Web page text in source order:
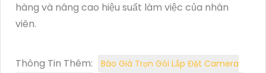
hàng và nâng cao hiệu suất làm việc của nhân
viên.
Thông Tin Thêm:
Báo Giá Trọn Gói Lắp Đặt Camera